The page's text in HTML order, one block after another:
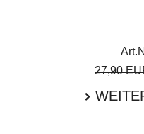
27,90